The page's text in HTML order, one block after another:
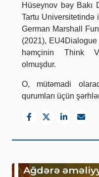
Hüseynov bəy Bakı
Tartu Universitetində
German Marshall
(2021),
həmçinin Think
olmuşdur.
O, mütəmadi
qurumları üçün
Ağdərə